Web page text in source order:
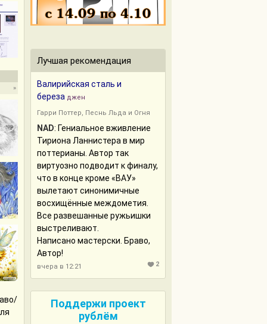
»
Лучшая рекомендация
Валирийская сталь и
береза джен
Гарри Поттер, Песнь Льда и Огня
NAD: Гениальное вживление
Тириона Ланнистера в мир
поттерианы. Автор так
виртуозно подводит к финалу,
что в конце кроме «ВАУ»
вылетают синонимичные
восхищённые междометия.
Все развешанные ружьишки
выстреливают.
Написано мастерски. Браво,
Автор!
вчера в 12:21 2
Поддержи проект
рублём